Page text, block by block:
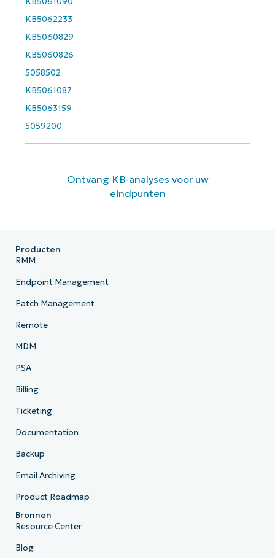
KB5062233
KB5060829
KB5060826
5058502
KB5061087
KB5063159
5059200
Ontvang KB-analyses voor uw
eindpunten
Producten
RMM
Endpoint Management
Patch Management
Remote
MDM
PSA
Billing
Ticketing
Documentation
Backup
Email Archiving
Product Roadmap
Bronnen
Resource Center
Blog